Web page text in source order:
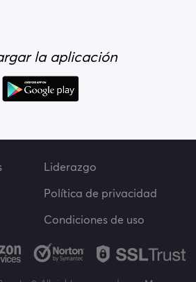
la aplicación
Liderazgo
Política de privacidad
Condiciones de uso